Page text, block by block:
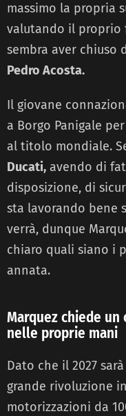
massimo la propria
valutando il proprio
sembra aver chiuso
Pedro Acosta.
Il giovane
a Borgo Panigale
al titolo mondiale.
Ducati, avendo di
disposizione, di
sta lavorando bene
verrà, dunque
chiaro quali siano i
annata.
Marquez chiede
nelle proprie mani
Dato che il 2027
grande rivoluzione in
motorizzazioni da